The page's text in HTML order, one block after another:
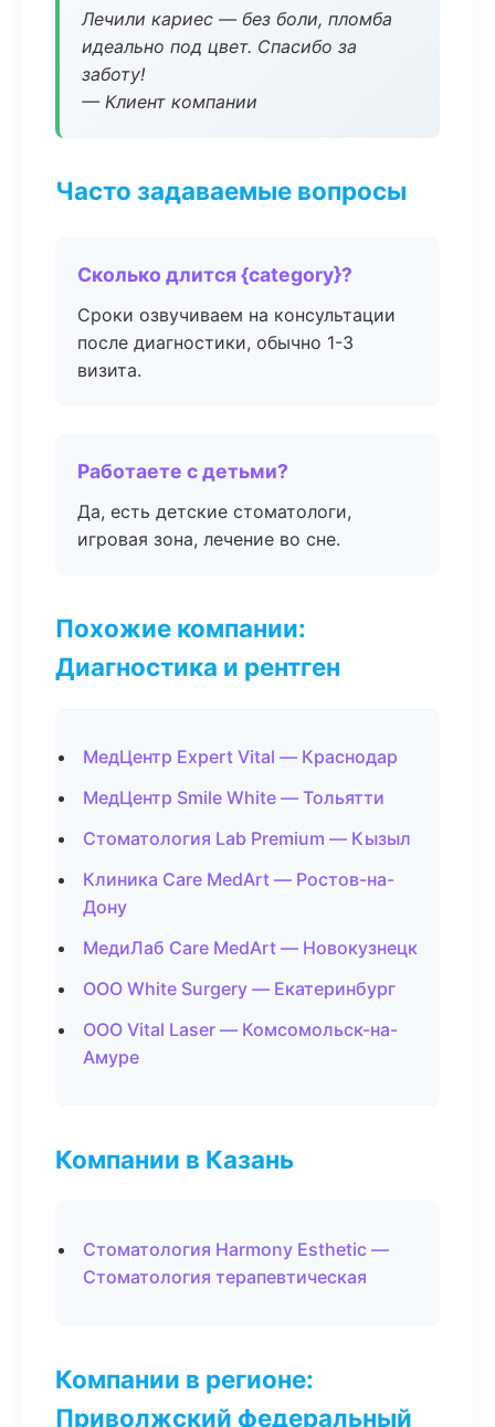
Лечили кариес — без боли, пломба
идеально под цвет. Спасибо за
заботу!
— Клиент компании
Часто задаваемые вопросы
Сколько длится {category}?
Сроки озвучиваем на консультации
после диагностики, обычно 1-3
визита.
Работаете с детьми?
Да, есть детские стоматологи,
игровая зона, лечение во сне.
Похожие компании:
Диагностика и рентген
МедЦентр Expert Vital — Краснодар
МедЦентр Smile White — Тольятти
Стоматология Lab Premium — Кызыл
Клиника Care MedArt — Ростов-на-
Дону
МедиЛаб Care MedArt — Новокузнецк
ООО White Surgery — Екатеринбург
ООО Vital Laser — Комсомольск-на-
Амуре
Компании в Казань
Стоматология Harmony Esthetic —
Стоматология терапевтическая
Компании в регионе:
Приволжский федеральный